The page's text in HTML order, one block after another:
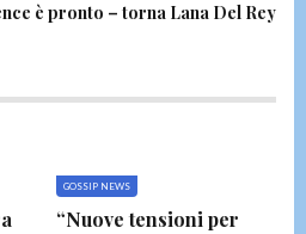
è pronto – torna Lana Del Rey
GOSSIP NEWS
“Nuove tensioni per